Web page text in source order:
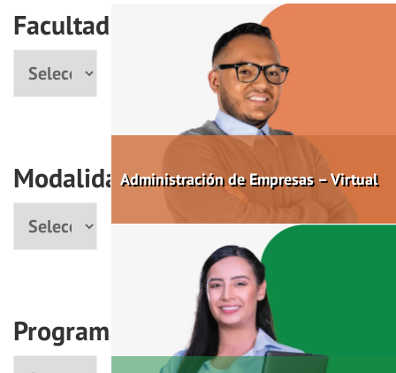
Facultad
Modalidad
Programas
Administración de Empresas – Virtual